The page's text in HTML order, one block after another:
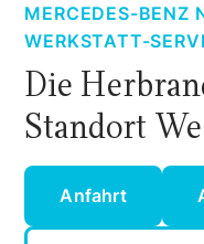
MERCEDES-BENZ
WERKSTATT-
Die
Standort
Anfahrt